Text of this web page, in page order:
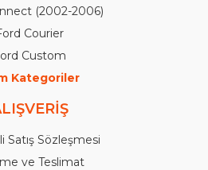
(2002-2006)
Courier
Custom
Kategoriler
Satış Sözleşmesi
ve Teslimat